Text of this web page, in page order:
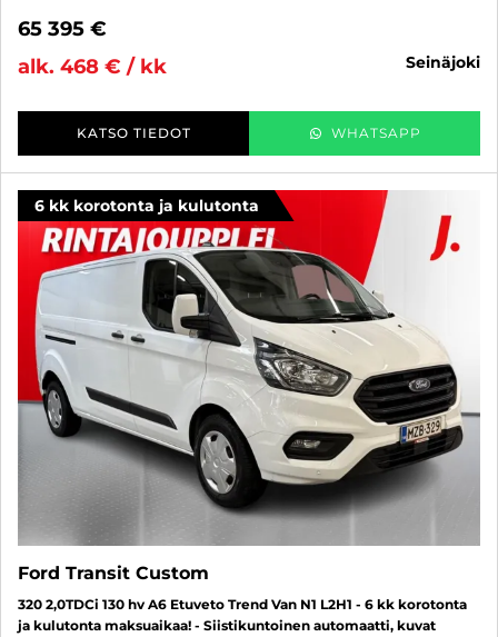
65 395 €
alk. 468 € / kk
seinäjoki
KATSO TIEDOT WHATSAPP
6 kk korotonta ja kulutonta
Ford Transit Custom
320 2,0TDCi 130 hv A6 Etuveto Trend Van N1 L2H1 - 6 kk korotonta
ja kulutonta maksuaikaa! - Siistikuntoinen automaatti, kuvat